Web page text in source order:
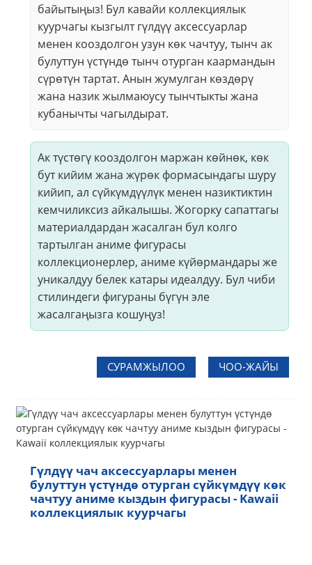
байытыңыз! Бул кавайи коллекциялык
куурчагы кызгылт гүлдүү аксессуарлар
менен кооздолгон узун көк чачтуу, тынч ак
булуттун үстүндө тынч отурган каармандын
сүрөтүн тартат. Анын жумулган көздөрү
жана назик жылмаюусу тынчтыкты жана
кубанычты чагылдырат.
Ак түстөгү кооздолгон маржан көйнөк, көк
бут кийим жана жүрөк формасындагы шуру
кийип, ал сүйкүмдүүлүк менен назиктиктин
кемчиликсиз айкалышы. Жогорку сапаттагы
материалдардан жасалган бул колго
тартылган аниме фигурасы
коллекционерлер, аниме күйөрмандары же
уникалдуу белек катары идеалдуу. Бул чиби
стилиндеги фигураны бүгүн эле
жасалгаңызга кошуңуз!
СУРАМЖЫЛОО ЧОО-ЖАЙЫ
Гүлдүү чач аксессуарлары менен
булуттун үстүндө отурган сүйкүмдүү көк
чачтуу аниме кыздын фигурасы - Kawaii
коллекциялык куурчагы